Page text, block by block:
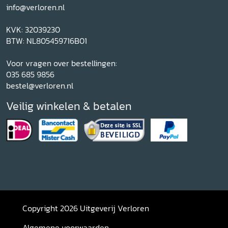
info@verloren.nl
KVK: 32039230
BTW: NL805459716B01
Voor vragen over bestellingen:
035 685 9856
bestel@verloren.nl
Veilig winkelen & betalen
Copyright 2026 Uitgeverij Verloren